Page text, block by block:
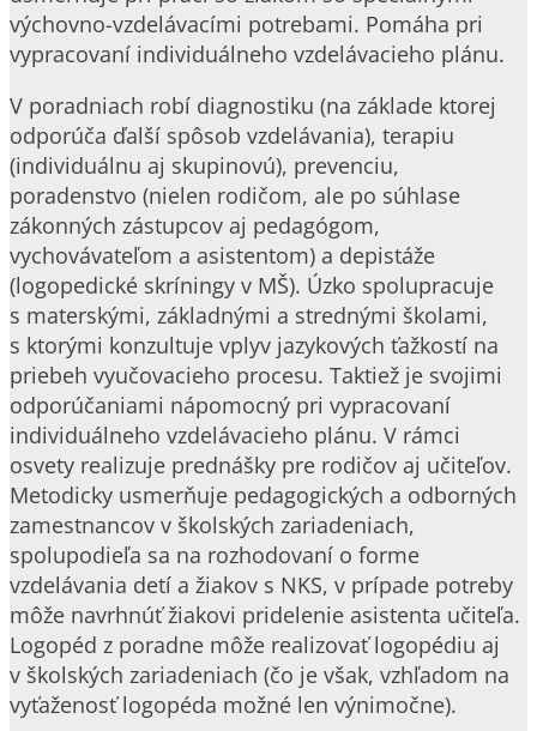
výchovno-vzdelávacími potrebami. Pomáha pri
vypracovaní individuálneho vzdelávacieho plánu.
V poradniach robí diagnostiku (na základe ktorej
odporúča ďalší spôsob vzdelávania), terapiu
(individuálnu aj skupinovú), prevenciu,
poradenstvo (nielen rodičom, ale po súhlase
zákonných zástupcov aj pedagógom,
vychovávateľom a asistentom) a depistáže
(logopedické skríningy v MŠ). Úzko spolupracuje
s materskými, základnými a strednými školami,
s ktorými konzultuje vplyv jazykových ťažkostí na
priebeh vyučovacieho procesu. Taktiež je svojimi
odporúčaniami nápomocný pri vypracovaní
individuálneho vzdelávacieho plánu. V rámci
osvety realizuje prednášky pre rodičov aj učiteľov.
Metodicky usmerňuje pedagogických a odborných
zamestnancov v školských zariadeniach,
spolupodieľa sa na rozhodovaní o forme
vzdelávania detí a žiakov s NKS, v prípade potreby
môže navrhnúť žiakovi pridelenie asistenta učiteľa.
Logopéd z poradne môže realizovať logopédiu aj
v školských zariadeniach (čo je však, vzhľadom na
vyťaženosť logopéda možné len výnimočne).